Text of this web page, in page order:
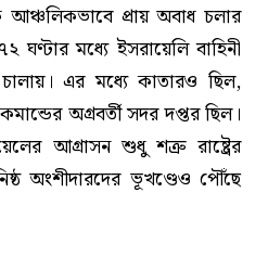
আঞ্চলিকভাবে প্রায় অবাধ চলার
মধ্যে ইসরায়েলি বাহিনী
এর মধ্যে কাতারও ছিল,
কমান্ডের অগ্রবর্তী সদর দপ্তর ছিল।
আগ্রাসন শুধু শত্রু রাষ্ট্রের
অংশীদারদের ভূখণ্ডেও পৌঁছে